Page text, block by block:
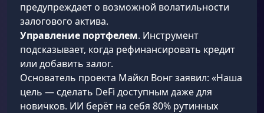
предупреждает о возможной волатильности
залогового актива.
Управление портфелем. Инструмент
подсказывает, когда рефинансировать кредит
или добавить залог.
Основатель проекта Майкл Вонг заявил: «Наша
цель — сделать DeFi доступным даже для
новичков. ИИ берёт на себя 80% рутинных